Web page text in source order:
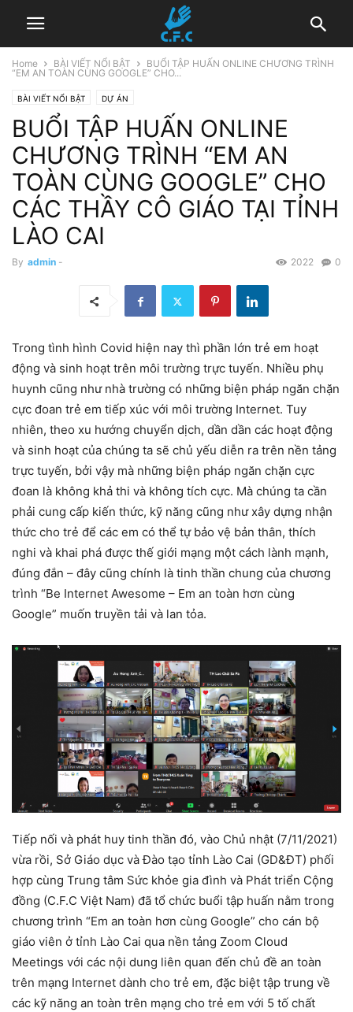
Home BÀI VIẾT NỔI BẬT
BUỔI TẬP HUẤN ONLINE CHƯƠNG TRÌNH
“EM AN TOÀN CÙNG GOOGLE” CHO...
BÀI VIẾT NỔI BẬT DỰ ÁN
BE INTERNET AWESOME - EM AN TOÀN HƠN CÙNG GOOGLE 2021
ĐÀO TẠO
BUỔI TẬP HUẤN ONLINE
CHƯƠNG TRÌNH “EM AN
TOÀN CÙNG GOOGLE” CHO
CÁC THẦY CÔ GIÁO TẠI TỈNH
LÀO CAI
By admin - 0
2022
Trong tình hình Covid hiện nay thì phần lớn trẻ em hoạt
động và sinh hoạt trên môi trường trực tuyến. Nhiều phụ
huynh cũng như nhà trường có những biện pháp ngăn chặn
cực đoan trẻ em tiếp xúc với môi trường Internet. Tuy
nhiên, theo xu hướng chuyển dịch, dần dần các hoạt động
và sinh hoạt của chúng ta sẽ chủ yếu diễn ra trên nền tảng
trực tuyến, bởi vậy mà những biện pháp ngăn chặn cực
đoan là không khả thi và không tích cực. Mà chúng ta cần
phải cung cấp kiến thức, kỹ năng cũng như xây dựng nhận
thức cho trẻ để các em có thể tự bảo vệ bản thân, thích
nghi và khai phá được thế giới mạng một cách lành mạnh,
đúng đắn – đây cũng chính là tinh thần chung của chương
trình “Be Internet Awesome – Em an toàn hơn cùng
Google” muốn truyền tải và lan tỏa.
Tiếp nối và phát huy tinh thần đó, vào Chủ nhật (7/11/2021)
vừa rồi, Sở Giáo dục và Đào tạo tỉnh Lào Cai (GD&ĐT) phối
hợp cùng Trung tâm Sức khỏe gia đình và Phát triển Cộng
đồng (C.F.C Việt Nam) đã tổ chức buổi tập huấn nằm trong
chương trình “Em an toàn hơn cùng Google” cho cán bộ
giáo viên ở tỉnh Lào Cai qua nền tảng Zoom Cloud
Meetings với các nội dung liên quan đến chủ đề an toàn
trên mạng Internet dành cho trẻ em, đặc biệt tập trung về
các kỹ năng an toàn trên mạng cho trẻ em với 5 tố chất